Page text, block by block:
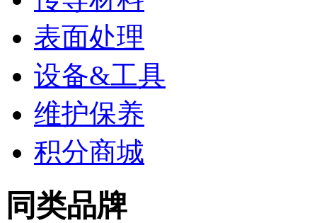
表面处理
设备&工具
维护保养
积分商城
同类品牌